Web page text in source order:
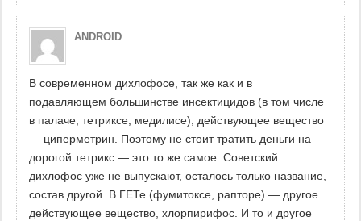
ANDROID
В современном дихлофосе, так же как и в
подавляющем большинстве инсектицидов (в том числе
в палаче, тетриксе, медилисе), действующее вещество
— циперметрин. Поэтому не стоит тратить деньги на
дорогой тетрикс — это то же самое. Советский
дихлофос уже не выпускают, осталось только название,
состав другой. В ГЕТе (фумитоксе, рапторе) — другое
действующее вещество, хлорпирифос. И то и другое